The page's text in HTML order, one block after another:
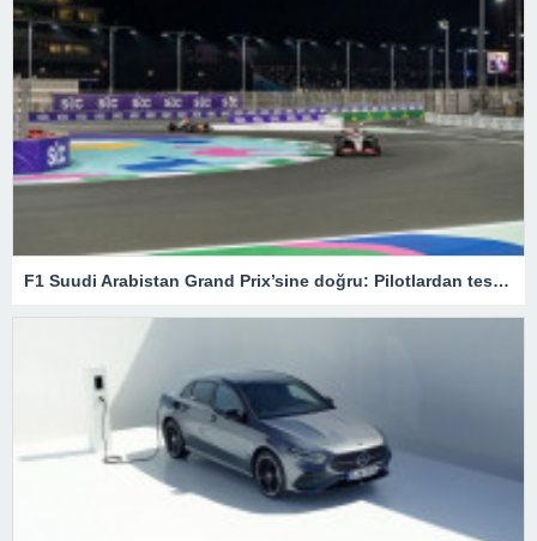
F1 Suudi Arabistan Grand Prix’sine doğru: Pilotlardan test sürüşleri – Son Dakika Spor Haberleri